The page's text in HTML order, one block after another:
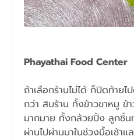
Phayathai Food Center
ถ้าเลือกร้านไม่ได้ ก็ปิดท้าย
กว่า สิบร้าน ทั้งข้าวขาหมู ข้
มากมาย ทั้งกล้วยปิ้ง ลูกชิ้น
ผ่านไปผ่านมาในช่วงมื้อเช้า